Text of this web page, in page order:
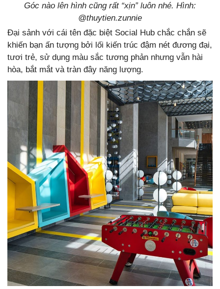
Góc nào lên hình cũng rất “xịn” luôn nhé. Hình:
@thuytien.zunnie
Đại sảnh với cái tên đặc biệt Social Hub chắc chắn sẽ
khiến bạn ấn tượng bởi lối kiến trúc đậm nét đương đại,
tươi trẻ, sử dụng màu sắc tương phản nhưng vẫn hài
hòa, bắt mắt và tràn đây năng lượng.